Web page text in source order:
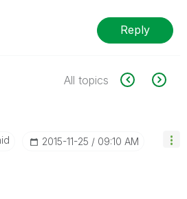
Reply
All topics
‎2015-11-25 09:10 AM